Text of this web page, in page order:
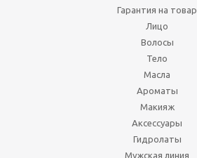
Гарантия на товар
Лицо
Волосы
Тело
Масла
Ароматы
Макияж
Аксессуары
Гидролаты
Мужская линия